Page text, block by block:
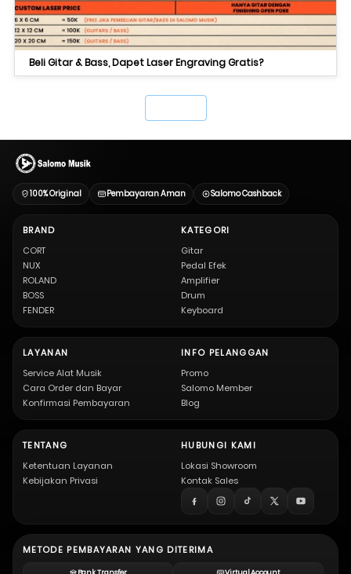
Beli Gitar & Bass, Dapet Laser Engraving Gratis?
100% Original Pembayaran Aman Salomo Cashback
BRAND
CORT
NUX
ROLAND
BOSS
FENDER
KATEGORI
Gitar
Pedal Efek
Amplifier
Drum
Keyboard
LAYANAN
Service Alat Musik
Cara Order dan Bayar
Konfirmasi Pembayaran
INFO PELANGGAN
Promo
Salomo Member
Blog
TENTANG
Ketentuan Layanan
Kebijakan Privasi
HUBUNGI KAMI
Lokasi Showroom
Kontak Sales
METODE PEMBAYARAN YANG DITERIMA